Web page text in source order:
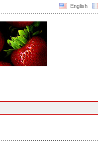
English